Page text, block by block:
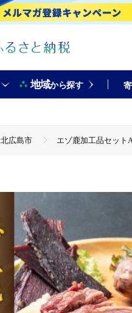
地域から探す
北広島市 エゾ鹿加工品セット